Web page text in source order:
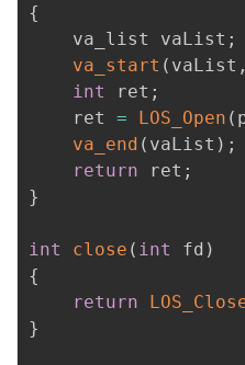
{
    va_list vaList
;
va_start ( vaList ,
int
ret ;
    ret
= LOS_Open (
va_end ( vaList ) ;
return ret ;
}
int close ( int fd )
{
return
}